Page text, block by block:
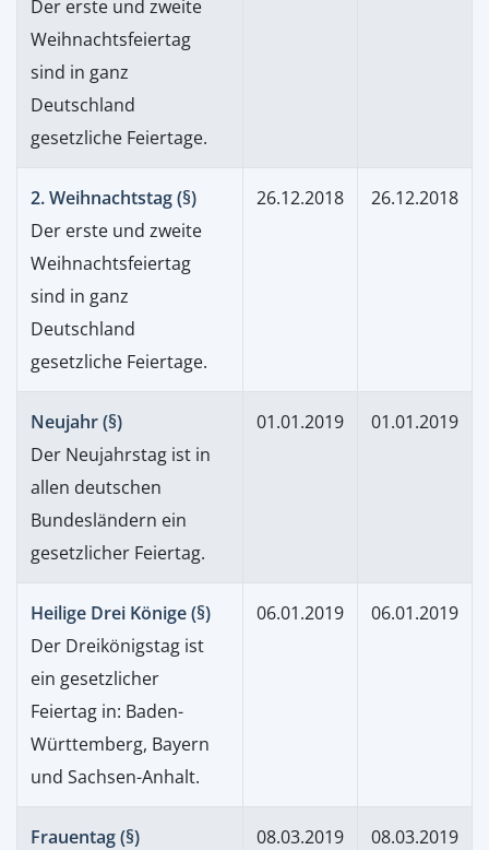
Der erste und zweite
Weihnachtsfeiertag
sind in ganz
Deutschland
gesetzliche Feiertage.
2. Weihnachtstag (§)
Der erste und zweite
Weihnachtsfeiertag
sind in ganz
Deutschland
gesetzliche Feiertage.
26.12.2018 26.12.2018
Neujahr (§)
Der Neujahrstag ist in
allen deutschen
Bundesländern ein
gesetzlicher Feiertag.
01.01.2019 01.01.2019
Heilige Drei Könige (§)
Der Dreikönigstag ist
ein gesetzlicher
Feiertag in: Baden-
Württemberg, Bayern
und Sachsen-Anhalt.
06.01.2019 06.01.2019
Frauentag (§)
08.03.2019 08.03.2019